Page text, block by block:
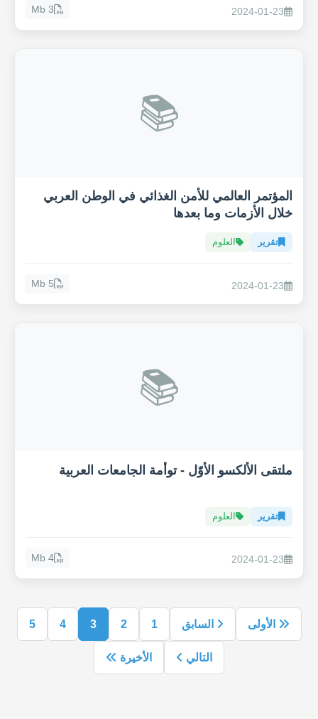
2024-01-23
3 Mb
📚
المؤتمر العالمي للأمن الغذائي في الوطن العربي
خلال الأزمات وما بعدها
تقرير العلوم
2024-01-23
5 Mb
📚
ملتقى الألكسو الأوّل - توأمة الجامعات العربية
تقرير العلوم
2024-01-23
4 Mb
الأولى السابق 1
2
3
4
5
التالي الأخيرة